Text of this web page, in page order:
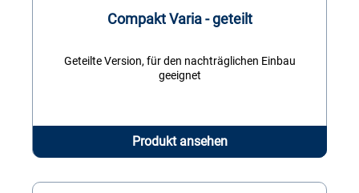
Compakt Varia - geteilt
Geteilte Version, für den nachträglichen Einbau
geeignet
Produkt ansehen